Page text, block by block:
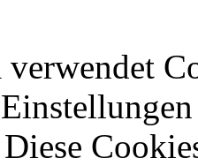
verwendet